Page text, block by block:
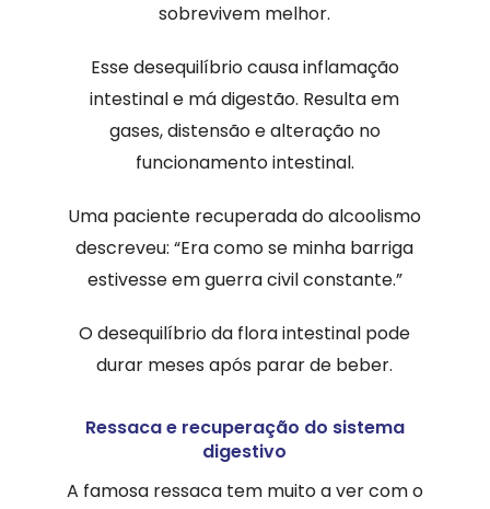
sobrevivem melhor.
Esse desequilíbrio causa inflamação
intestinal e má digestão. Resulta em
gases, distensão e alteração no
funcionamento intestinal.
Uma paciente recuperada do alcoolismo
descreveu: “Era como se minha barriga
estivesse em guerra civil constante.”
O desequilíbrio da flora intestinal pode
durar meses após parar de beber.
Ressaca e recuperação do sistema
digestivo
A famosa ressaca tem muito a ver com o